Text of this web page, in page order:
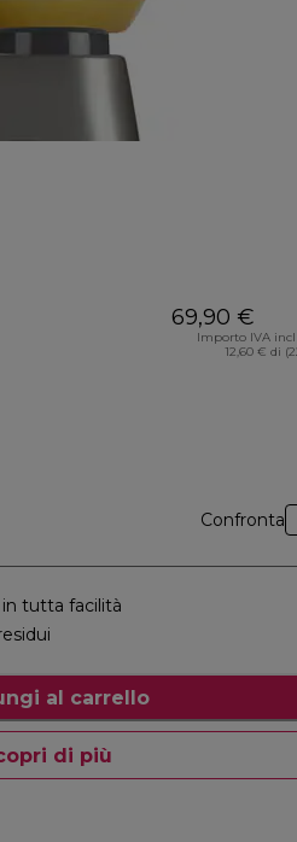
69,90 €
Importo IVA
12,60 € di
Confronta
tutta facilità
al carrello
di più